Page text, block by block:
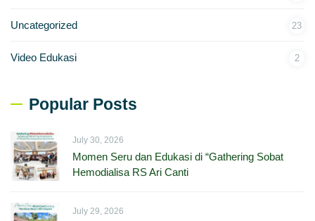
Uncategorized 23
Video Edukasi 2
Popular Posts
July 30, 2026
Momen Seru dan Edukasi di “Gathering Sobat
Hemodialisa RS Ari Canti
July 29, 2026